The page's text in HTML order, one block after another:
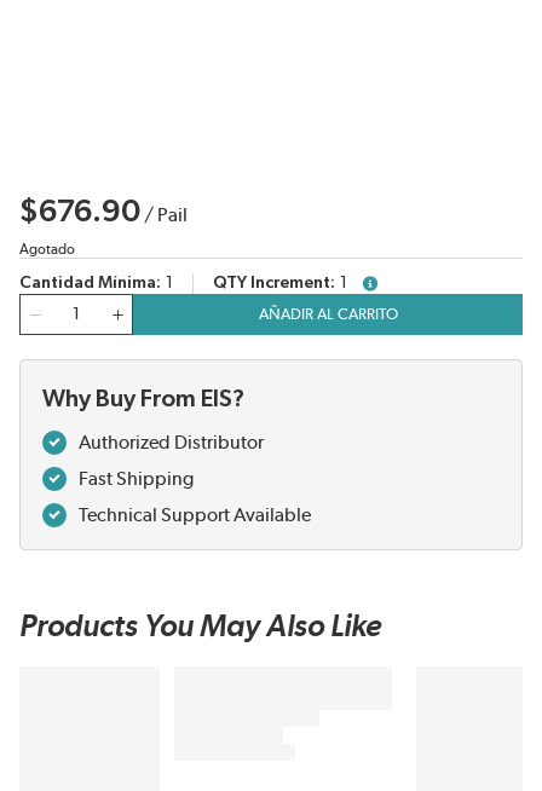
$676.90 / Pail
Agotado
Cantidad Mínima QTY Increment
more info
Cantidad
AÑADIR AL CARRITO
Why Buy From EIS?
Authorized Distributor
Fast Shipping
Technical Support Available
Products You May Also Like